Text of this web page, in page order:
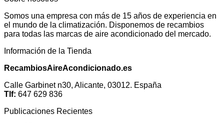
Somos una empresa con más de 15 años de experiencia en
el mundo de la climatización. Disponemos de recambios
para todas las marcas de aire acondicionado del mercado.
Información de la Tienda
RecambiosAireAcondicionado.es
Calle Garbinet n30, Alicante, 03012. España
Tlf: 647 629 836
Publicaciones Recientes